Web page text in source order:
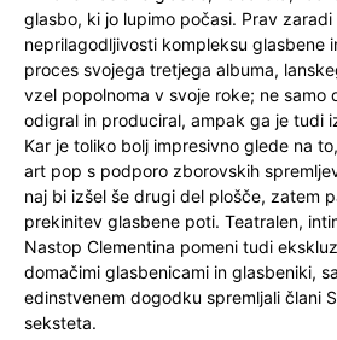
glasbo, ki jo lupimo počasi. Prav
neprilagodljivosti kompleksu glasbene
proces svojega tretjega albuma,
vzel popolnoma v svoje roke; ne samo
odigral in produciral, ampak ga je tudi
Kar je toliko bolj impresivno glede na
art pop s podporo zborovskih
naj bi izšel še drugi del plošče, zatem
prekinitev glasbene poti. Teatralen,
Nastop Clementina pomeni tudi
domačimi glasbenicami in glasbeniki,
edinstvenem dogodku spremljali člani
seksteta.